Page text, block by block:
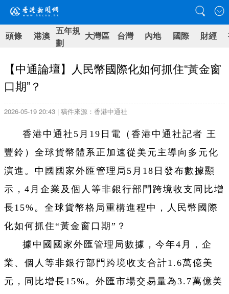
頭條 港澳 五年規
劃
大灣區 台灣 內地 國際 財經
【中通論壇】人民幣國際化如何抓住“黃金窗
口期”？
2026-05-19 20:43 | 稿件來源：香港中通社
香港中通社5月19日電（香港中通社記者 王
豐鈴）全球貨幣體系正加速從美元主導向多元化
演進。中國國家外匯管理局5月18日發布數據顯
示，4月企業及個人等非銀行部門跨境收支同比增
長15%。全球貨幣格局重構進程中，人民幣國際
化如何抓住“黃金窗口期”？
據中國國家外匯管理局數據，今年4月，企
業、個人等非銀行部門跨境收支合計1.6萬億美
元，同比增長15%。外匯市場交易量為3.7萬億美